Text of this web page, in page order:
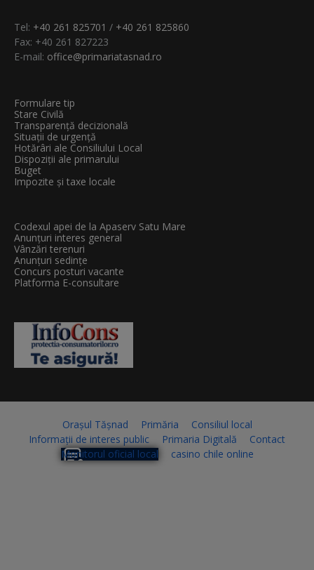
Tel: +40 261 825701 / +40 261 825860
Fax: +40 261 827223
E-mail: office@primariatasnad.ro
Formulare tip
Stare Civilă
Transparenţă decizională
Situații de urgență
Hotărâri ale Consiliului Local
Dispoziții ale primarului
Buget
Impozite și taxe locale
Codexul apei de la Apaserv Satu Mare
Anunțuri interes general
Vânzări terenuri
Anunțuri sedințe
Concurs posturi vacante
Platforma E-consultare
Orașul Tășnad Primăria
Consiliul local
Informații de interes public
Primaria Digitală
Contact
Monitorul oficial local
casino chile online